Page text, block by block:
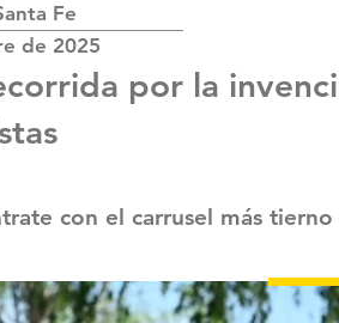
Fe
de 2025
por la
con el carrusel más tierno